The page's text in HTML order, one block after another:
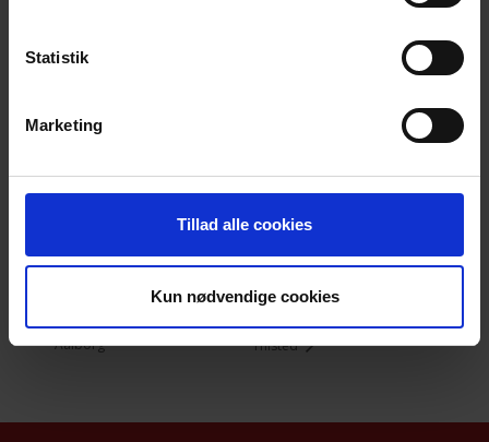
Statistik
Marketing
Tillad alle cookies
Kun nødvendige cookies
Tilføj til kalender
Dato:
20:00
Mindegudstjeneste i
Aalborg
Caféaften med foredrag –
Thisted